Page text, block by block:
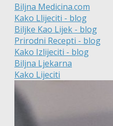
Biljna Medicina.com
Kako Llijeciti - blog
Biljke Kao Lijek - blog
Prirodni Recepti - blog
Kako Izlijeciti - blog
Biljna Ljekarna
Kako Lijeciti